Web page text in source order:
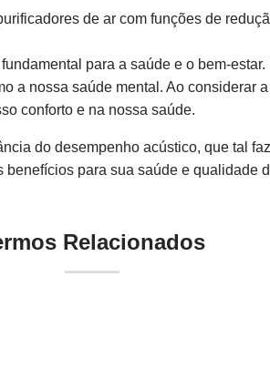
de ar com funções de
para a saúde e o bem-
a nossa saúde mental. Ao considerar
conforto e na nossa saúde.
do desempenho acústico, que tal
para sua saúde e qualidade
Relacionados